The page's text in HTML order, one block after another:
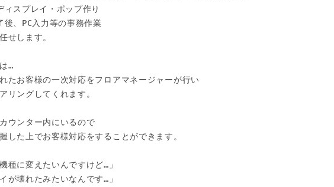
ィスプレイ・ポップ作り
後、PC入力等の事務作業
せします。
…
たお客様の一次対応をフロアマネージャーが行い
リングしてくれます。
ウンター内にいるので
した上でお客様対応をすることができます。
機種に変えたいんですけど…」
イが壊れたみたいなんです…」